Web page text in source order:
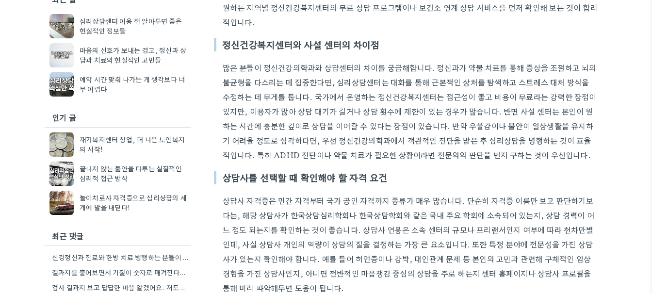
원하는 지역별 정신건강복지센터의 무료 상담 프로그램이나 보건소 연계 상담 서비스를 먼저 확인해 보는 것이 합리
적입니다.
정신건강복지센터와 사설 센터의 차이점
많은 분들이 정신건강의학과와 상담센터의 차이를 궁금해합니다. 정신과가 약물 치료를 통해 증상을 조절하고 뇌의
불균형을 다스리는 데 집중한다면, 심리상담센터는 대화를 통해 근본적인 상처를 탐색하고 스트레스 대처 방식을
수정하는 데 무게를 둡니다. 국가에서 운영하는 정신건강복지센터는 접근성이 좋고 비용이 무료라는 강력한 장점이
있지만, 이용자가 많아 상담 대기가 길거나 상담 횟수에 제한이 있는 경우가 많습니다. 반면 사설 센터는 본인이 원
하는 시간에 충분한 깊이로 상담을 이어갈 수 있다는 장점이 있습니다. 만약 우울감이나 불안이 일상생활을 유지하
기 어려울 정도로 심각하다면, 우선 정신건강의학과에서 객관적인 진단을 받은 후 심리상담을 병행하는 것이 효율
적입니다. 특히 ADHD 진단이나 약물 치료가 필요한 상황이라면 전문의의 판단을 먼저 구하는 것이 우선입니다.
상담사를 선택할 때 확인해야 할 자격 요건
상담사 자격증은 민간 자격부터 국가 공인 자격까지 종류가 매우 많습니다. 단순히 자격증 이름만 보고 판단하기보
다는, 해당 상담사가 한국상담심리학회나 한국상담학회와 같은 국내 주요 학회에 소속되어 있는지, 상담 경력이 어
느 정도 되는지를 확인하는 것이 좋습니다. 상담사 연봉은 소속 센터의 규모나 프리랜서인지 여부에 따라 천차만별
인데, 사실 상담사 개인의 역량이 상담의 질을 결정하는 가장 큰 요소입니다. 또한 특정 분야에 전문성을 가진 상담
사가 있는지 확인해야 합니다. 예를 들어 허언증이나 강박, 대인관계 문제 등 본인의 고민과 관련해 구체적인 임상
경험을 가진 상담사인지, 아니면 전반적인 마음챙김 중심의 상담을 주로 하는지 센터 홈페이지나 상담사 프로필을
통해 미리 파악해두면 도움이 됩니다.
심리상담센터 이용 전 알아두면 좋은
현실적인 정보들
마음의 신호가 보내는 경고, 정신과 상
담과 치료의 현실적인 고민들
예약 시간 맞춰 나가는 게 생각보다 너
무 어렵다
인기 글
재가복지센터 창업, 더 나은 노인복지
의 시작!
끝나지 않는 불안을 다루는 실질적인
심리적 접근 방식
놀이치료사 자격증으로 심리상담의 세
계에 발을 내딛다!
최근 댓글
신경정신과 진료와 한방 치료 병행하는 분들이 많아지는 추세인 것 같아요. 장기적인 관점에서 증상에 맞는 최적의…
결과지를 훑어보면서 기질이 숫자로 매겨진다는 게 좀 신기했네요. 제가 불안함 때문에 상담을 받는다는 게 선생님께…
검사 결과지 보고 답답한 마음 알겠어요. 저도 비슷한 경험 한번 해봤는데, 결과 확인하고 바로 정리하려니까…